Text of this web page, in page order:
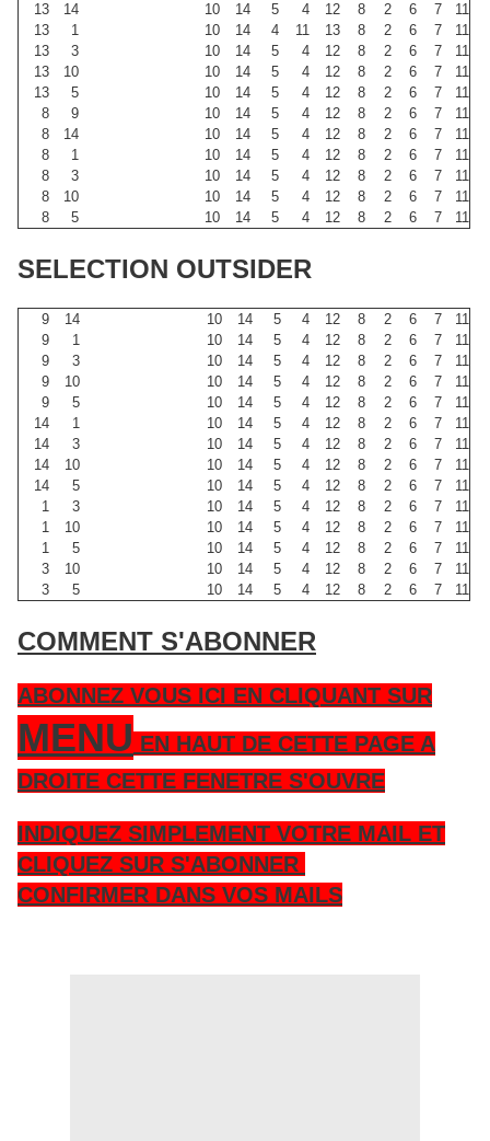
13
14 10 14 5 4 12 8 2 6 7
11
13
1 10 14 4 11 13 8 2 6 7
11
13
3 10 14 5 4 12 8 2 6 7
11
13
10 10 14 5 4 12 8 2 6 7
11
13
5 10 14 5 4 12 8 2 6 7
11
8
9 10 14 5 4 12 8 2 6 7
11
8
14 10 14 5 4 12 8 2 6 7
11
8
1 10 14 5 4 12 8 2 6 7
11
8
3 10 14 5 4 12 8 2 6 7
11
8
10 10 14 5 4 12 8 2 6 7
11
8
5 10 14 5 4 12 8 2 6 7 11
SELECTION OUTSIDER
9 14 10 14 5 4 12 8 2 6 7
11
9
1 10 14 5 4 12 8 2 6 7
11
9
3 10 14 5 4 12 8 2 6 7
11
9
10 10 14 5 4 12 8 2 6 7
11
9
5 10 14 5 4 12 8 2 6 7
11
14
1 10 14 5 4 12 8 2 6 7
11
14
3 10 14 5 4 12 8 2 6 7
11
14
10 10 14 5 4 12 8 2 6 7
11
14
5 10 14 5 4 12 8 2 6 7
11
1
3 10 14 5 4 12 8 2 6 7
11
1
10 10 14 5 4 12 8 2 6 7
11
1
5 10 14 5 4 12 8 2 6 7
11
3
10 10 14 5 4 12 8 2 6 7
11
3
5 10 14 5 4 12 8 2 6 7 11
COMMENT S'ABONNER
ABONNEZ VOUS ICI EN CLIQUANT SUR
MENU EN HAUT DE CETTE PAGE A
DROITE CETTE FENETRE S'OUVRE
INDIQUEZ SIMPLEMENT VOTRE MAIL ET
CLIQUEZ SUR S'ABONNER
CONFIRMER DANS VOS MAILS